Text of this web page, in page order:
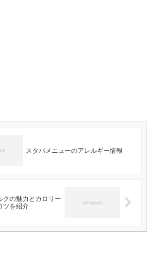
スタバメニューのアレルギー情報
クの魅力とカロリー
ツを紹介